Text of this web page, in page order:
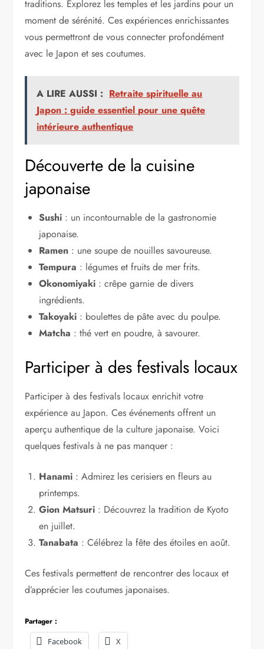
traditions. Explorez les temples et les jardins pour un
moment de sérénité. Ces expériences enrichissantes
vous permettront de vous connecter profondément
avec le Japon et ses coutumes.
A LIRE AUSSI : Retraite spirituelle au
Japon : guide essentiel pour une quête
intérieure authentique
Découverte de la cuisine
japonaise
Sushi : un incontournable de la gastronomie
japonaise.
Ramen : une soupe de nouilles savoureuse.
Tempura : légumes et fruits de mer frits.
Okonomiyaki : crêpe garnie de divers
ingrédients.
Takoyaki : boulettes de pâte avec du poulpe.
Matcha : thé vert en poudre, à savourer.
Participer à des festivals locaux
Participer à des festivals locaux enrichit votre
expérience au Japon. Ces événements offrent un
aperçu authentique de la culture japonaise. Voici
quelques festivals à ne pas manquer :
Hanami : Admirez les cerisiers en fleurs au
printemps.
Gion Matsuri : Découvrez la tradition de Kyoto
en juillet.
Tanabata : Célébrez la fête des étoiles en août.
Ces festivals permettent de rencontrer des locaux et
d’apprécier les coutumes japonaises.
Partager :
Facebook
X